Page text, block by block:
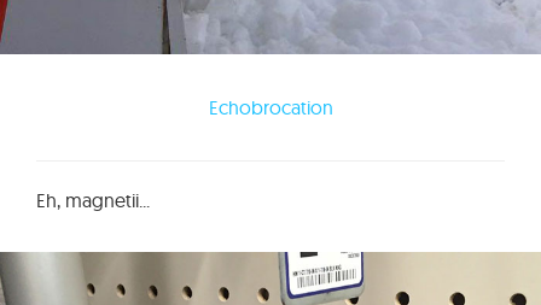
Echobrocation
Eh, magnetii...